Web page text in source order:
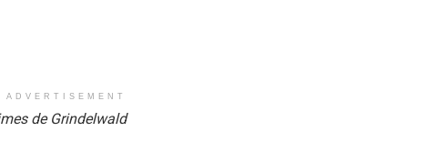
ADVERTISEMENT
de Grindelwald